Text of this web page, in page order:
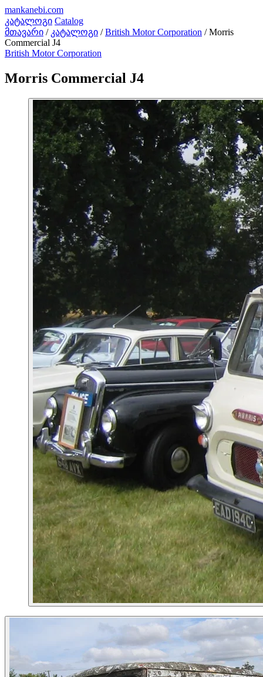
mankanebi.com
კატალოგი Catalog
მთავარი / კატალოგი / British Motor Corporation / Morris
Commercial J4
British Motor Corporation
Morris Commercial J4